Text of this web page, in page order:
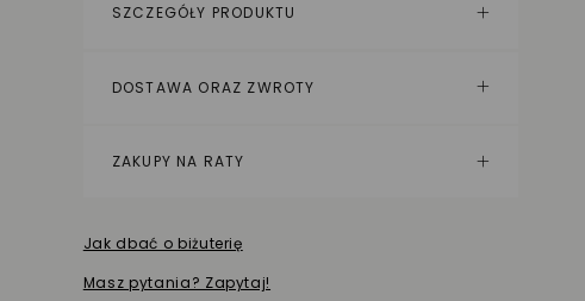
SZCZEGÓŁY PRODUKTU
DOSTAWA ORAZ ZWROTY
ZAKUPY NA RATY
Jak dbać o biżuterię
Masz pytania? Zapytaj!